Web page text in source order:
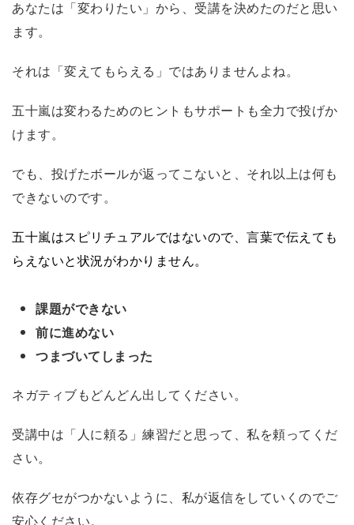
あなたは「変わりたい」から、受講を決めたのだと思い
ます。
それは「変えてもらえる」ではありませんよね。
五十嵐は変わるためのヒントもサポートも全力で投げか
けます。
でも、投げたボールが返ってこないと、それ以上は何も
できないのです。
五十嵐はスピリチュアルではないので、言葉で伝えても
らえないと状況がわかりません。
課題ができない
前に進めない
つまづいてしまった
ネガティブもどんどん出してください。
受講中は「人に頼る」練習だと思って、私を頼ってくだ
さい。
依存グセがつかないように、私が返信をしていくのでご
安心ください。